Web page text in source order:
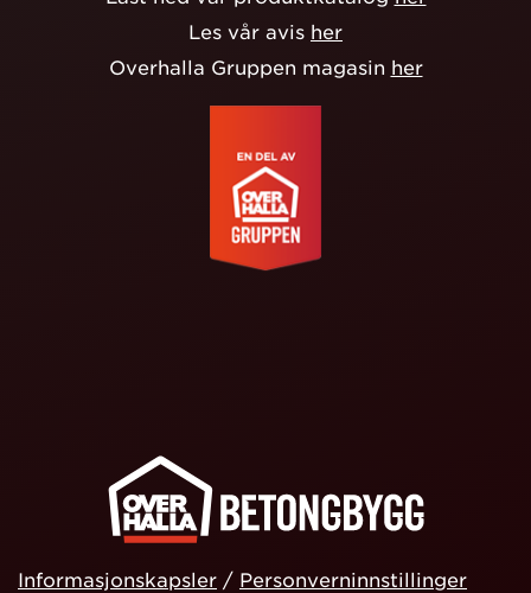
Les vår avis her
Overhalla Gruppen magasin her
Informasjonskapsler / Personverninnstillinger